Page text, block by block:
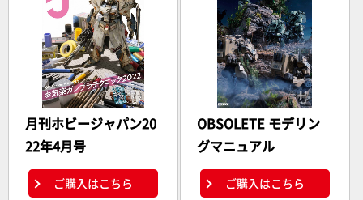
月刊ホビージャパン20
22年4月号
ご購入はこちら
OBSOLETE モデリン
グマニュアル
ご購入はこちら